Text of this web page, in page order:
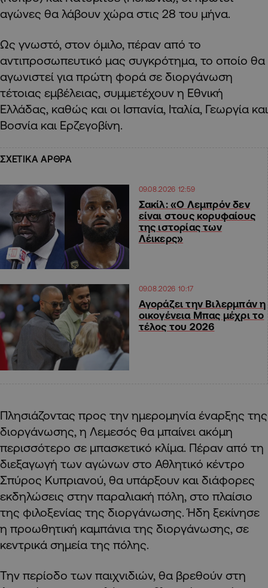
αγώνες θα λάβουν χώρα στις 28 του μήνα.
Ως γνωστό, στον όμιλο, πέραν από το
αντιπροσωπευτικό μας συγκρότημα, το οποίο θα
αγωνιστεί για πρώτη φορά σε διοργάνωση
τέτοιας εμβέλειας, συμμετέχουν η Εθνική
Ελλάδας, καθώς και οι Ισπανία, Ιταλία, Γεωργία και
Βοσνία και Ερζεγοβίνη.
ΣΧΕΤΙΚΑ ΑΡΘΡΑ
09.08.2026 12:59
Σακίλ: «Ο Λεμπρόν δεν
είναι στους κορυφαίους
της ιστορίας των
Λέικερς»
09.08.2026 10:17
Αγοράζει την Βιλερμπάν η
οικογένεια Μπας μέχρι το
τέλος του 2026
Πλησιάζοντας προς την ημερομηνία έναρξης της
διοργάνωσης, η Λεμεσός θα μπαίνει ακόμη
περισσότερο σε μπασκετικό κλίμα. Πέραν από τη
διεξαγωγή των αγώνων στο Αθλητικό κέντρο
Σπύρος Κυπριανού, θα υπάρξουν και διάφορες
εκδηλώσεις στην παραλιακή πόλη, στο πλαίσιο
της φιλοξενίας της διοργάνωσης. Ήδη ξεκίνησε
η προωθητική καμπάνια της διοργάνωσης, σε
κεντρικά σημεία της πόλης.
Την περίοδο των παιχνιδιών, θα βρεθούν στη